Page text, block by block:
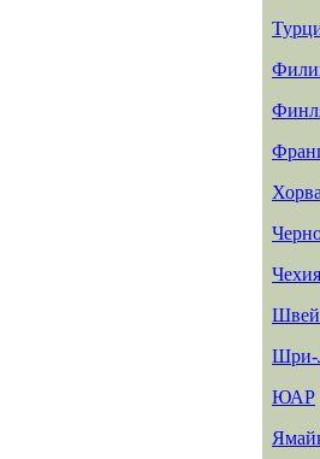
Чехия
Шри-
ЮАР